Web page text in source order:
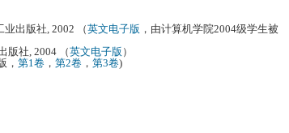
业出版社, 2002 （英文电子版 ，由计算机学院2004级学生被
版社, 2004 （英文电子版 ）
， 第1卷 ， 第2卷 ， 第3卷)